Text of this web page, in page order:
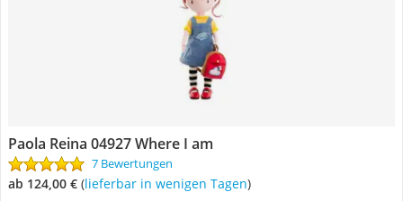
Paola Reina 04927 Where I am
7 Bewertungen
ab 124,00 € ( Lieferbar in wenigen Tagen)